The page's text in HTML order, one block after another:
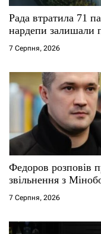
Рада втратила 71
нардепи залишали
7 Серпня, 2026
Федоров розповів
звільнення з
7 Серпня, 2026